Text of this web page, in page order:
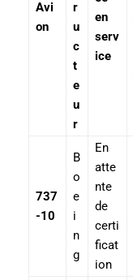
Avi
on
r
u
c
t
e
u
r
en
serv
ice
737
-10
B
o
e
i
n
g
En
atte
nte
de
certi
ficat
ion